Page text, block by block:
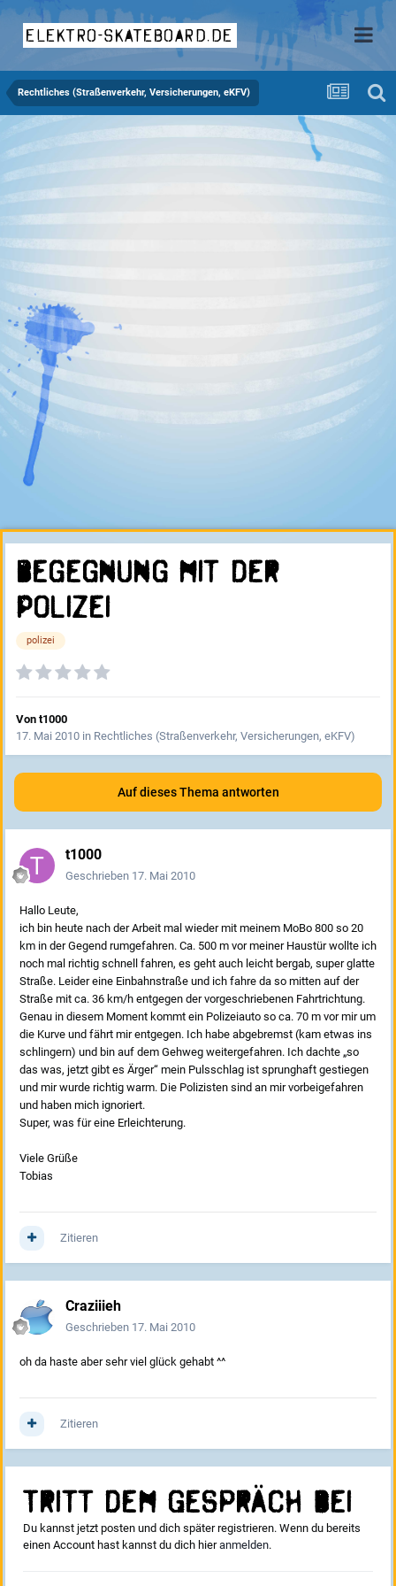
elektro-skateboard.de
Rechtliches (Straßenverkehr, Versicherungen, eKFV)
Begegnung mit der
Polizei
polizei
Von t1000
17. Mai 2010 in Rechtliches (Straßenverkehr, Versicherungen, eKFV)
Auf dieses Thema antworten
t1000
Geschrieben 17. Mai 2010
Hallo Leute,
ich bin heute nach der Arbeit mal wieder mit meinem MoBo 800 so 20
km in der Gegend rumgefahren. Ca. 500 m vor meiner Haustür wollte ich
noch mal richtig schnell fahren, es geht auch leicht bergab, super glatte
Straße. Leider eine Einbahnstraße und ich fahre da so mitten auf der
Straße mit ca. 36 km/h entgegen der vorgeschriebenen Fahrtrichtung.
Genau in diesem Moment kommt ein Polizeiauto so ca. 70 m vor mir um
die Kurve und fährt mir entgegen. Ich habe abgebremst (kam etwas ins
schlingern) und bin auf dem Gehweg weitergefahren. Ich dachte „so
das was, jetzt gibt es Ärger“ mein Pulsschlag ist sprunghaft gestiegen
und mir wurde richtig warm. Die Polizisten sind an mir vorbeigefahren
und haben mich ignoriert.
Super, was für eine Erleichterung.
Viele Grüße
Tobias
Zitieren
Craziiieh
Geschrieben 17. Mai 2010
oh da haste aber sehr viel glück gehabt ^^
Zitieren
Tritt dem Gespräch bei
Du kannst jetzt posten und dich später registrieren. Wenn du bereits
einen Account hast kannst du dich hieranmelden.